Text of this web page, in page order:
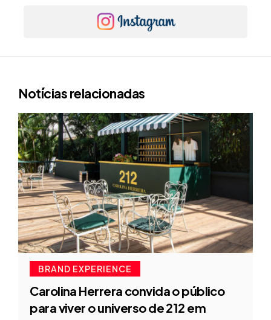
Notícias relacionadas
BRAND EXPERIENCE
Carolina Herrera convida o público
para viver o universo de 212 em